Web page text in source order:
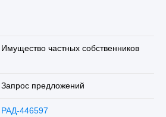
Имущество частных собственников
Запрос предложений
РАД-446597